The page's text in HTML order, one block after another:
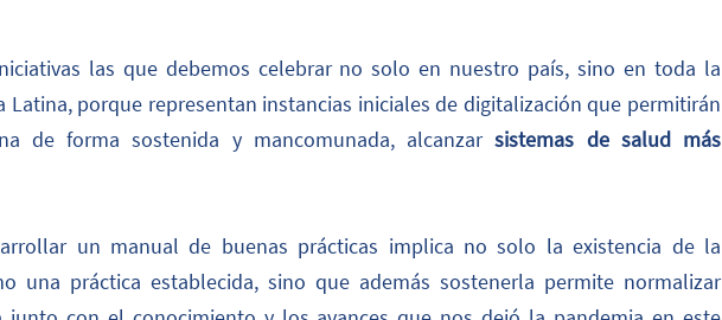
las que debemos celebrar no solo en nuestro país, sino en toda la
Latina, porque representan instancias iniciales de digitalización que permitirán
de forma sostenida y mancomunada, alcanzar sistemas de salud más
un manual de buenas prácticas implica no solo la existencia de la
una práctica establecida, sino que además sostenerla permite normalizar